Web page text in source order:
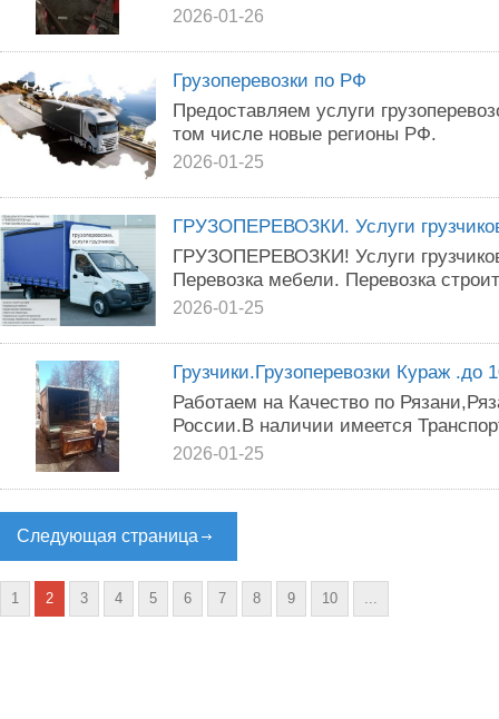
2026-01-26
Грузоперевозки по РФ
Предоставляем услуги
том числе новые регионы РФ.
2026-01-25
ГРУЗОПЕРЕВОЗКИ. Услуги
ГРУЗОПЕРЕВОЗКИ! Услуги
Перевозка мебели. Перевозка
2026-01-25
Грузчики.Грузоперевозки Кураж .до
Работаем на Качество по
России.В наличии имеется
2026-01-25
Следующая страница
1 2 3 4 5 6 7 8 9 10 ...